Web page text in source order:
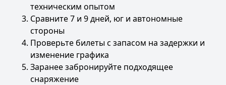
техническим опытом
Сравните 7 и 9 дней, юг и автономные
стороны
Проверьте билеты с запасом на задержки и
изменение графика
Заранее забронируйте подходящее
снаряжение